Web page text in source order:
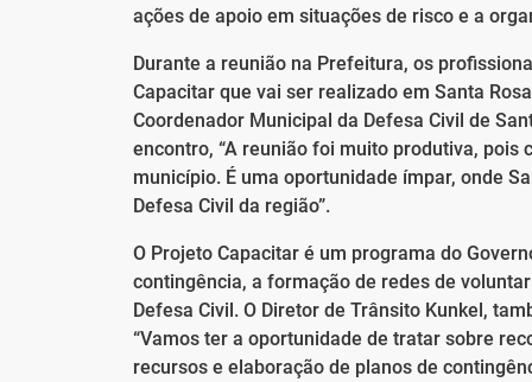
ações de apoio em situações de risco e a
Durante a reunião na Prefeitura, os
Capacitar que vai ser realizado em Santa
Coordenador Municipal da Defesa Civil de
encontro, “A reunião foi muito produtiva,
município. É uma oportunidade ímpar, onde
Defesa Civil da região”.
O Projeto Capacitar é um programa do
contingência, a formação de redes de
Defesa Civil. O Diretor de Trânsito Kunkel,
“Vamos ter a oportunidade de tratar sobre
recursos e elaboração de planos de